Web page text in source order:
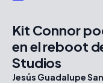
Kit Connor
en el reboot
Studios
Jesús Guadalupe